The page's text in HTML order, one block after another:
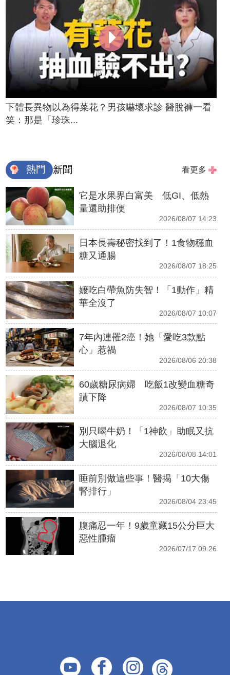
下體長異物以為得菜花？男孩嚇壞求診 醫脫褲一看
笑：那是「珍珠...
熱門 新聞 看更多
它是水果界白富美 低GI、低熱
量還助排便
2026/08/07 14:23
日本長壽秘密找到了！1食物穩血
糖又通腸
2026/08/07 18:25
嬤吃白帶魚防失智！「1動作」精
華全沒了
2026/08/07 10:07
7年內連罹2癌！她「愛吃3款點
心」惹禍
2026/08/06 20:38
60歲糖尿病婦 吃飯1改變血糖奇
蹟下降
2026/08/07 10:35
別只喝牛奶！「1神飲」助眠又抗
大腦退化
2026/08/08 14:01
睡前別做這些事！醫揭「10大傷
腎排行」
2026/08/04 23:45
腹痛忍一年！9歲童藏15公分巨大
惡性腫瘤
2026/07/17 09:26